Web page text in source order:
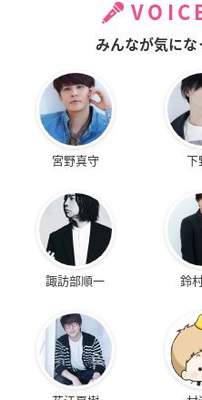
▼ご予約・ご購入はこちら
アニメイト
みんなが気にな
宮野真守 下
諏訪部順一 鈴